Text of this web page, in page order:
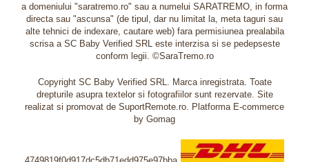
a domeniului "saratremo.ro" sau a numelui SARATREMO, in forma
directa sau "ascunsa" (de tipul, dar nu limitat la, meta taguri sau
alte tehnici de indexare, cautare web) fara permisiunea prealabila
scrisa a SC Baby Verified SRL este interzisa si se pedepseste
conform legii. ©SaraTremo.ro
Copyright SC Baby Verified SRL. Marca inregistrata. Toate
drepturile asupra textelor si fotografiilor sunt rezervate. Site
realizat si promovat de SuportRemote.ro. Platforma E-commerce
by Gomag
4749819f0d917dc5db71edd975e97bba